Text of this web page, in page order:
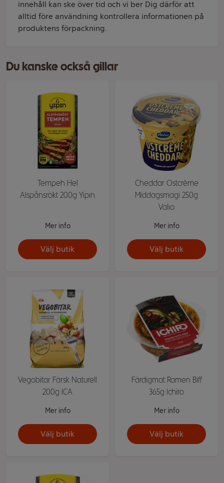
innehåll kan ske över tid och vi ber Dig därför att
alltid före användning kontrollera informationen på
produktens förpackning.
Du kanske också gillar
Tempeh Hel
Alspånsrökt 200g Yipin
Mer info
Välj butik
Cheddar Ostcrème
Middagsmagi 250g
Valio
Mer info
Välj butik
Vegobitar Färsk Naturell
200g ICA
Mer info
Välj butik
Färdigmat Ramen Biff
365g Ichiro
Mer info
Välj butik